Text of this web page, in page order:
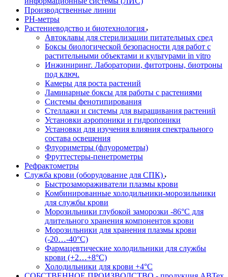
Производственные линии
РH-метры
Растениеводство и биотехнология
Автоклавы для стерилизации питательных сред
Боксы биологической безопасности для работ с
растительными объектами и культурами in vitro
Инжиниринг. Лаборатории, фитотроны, биотроны
под ключ.
Камеры для роста растений
Ламинарные боксы для работы с растениями
Системы фенотипирования
Стеллажи и системы для выращивания растений
Установки аэропоники и гидропоники
Установки для изучения влияния спектрального
состава освещения
Флуориметры (флуорометры)
Фруттестеры-пенетрометры
Рефрактометры
Служба крови (оборудование для СПК)
Быстрозамораживатели плазмы крови
Комбинированные холодильники-морозильники
для службы крови
Морозильники глубокой заморозки -86°С для
длительного хранения компонентов крови
Морозильники для хранения плазмы крови
(-20…-40°С)
Фармацевтические холодильники для службы
крови (+2…+8°С)
Холодильники для крови +4°С